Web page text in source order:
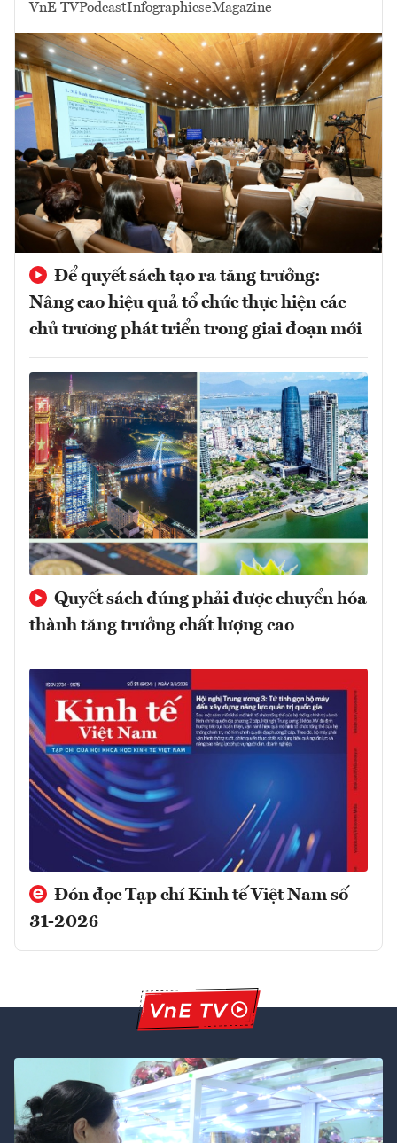
VnE TVPodcastInfographicseMagazine
Để quyết sách tạo ra tăng trưởng:
Nâng cao hiệu quả tổ chức thực hiện các
chủ trương phát triển trong giai đoạn mới
Quyết sách đúng phải được chuyển hóa
thành tăng trưởng chất lượng cao
Đón đọc Tạp chí Kinh tế Việt Nam số
31-2026